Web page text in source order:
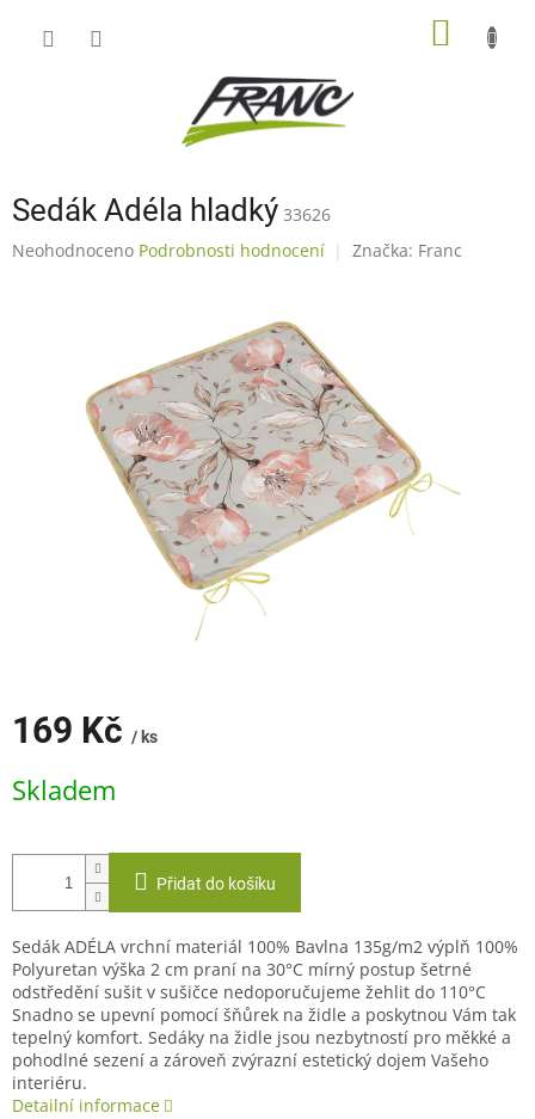
Sedák Adéla hladký 33626
Průměrné
hvězdiček.
Neohodnoceno Podrobnosti hodnocení Značka: Franc
169 Kč / ks
cena:
Skladem
Přidat do košíku
Sedák ADÉLA vrchní materiál 100% Bavlna 135g/m2 výplň 100%
Polyuretan výška 2 cm praní na 30°C mírný postup šetrné
odstředění sušit v sušičce nedoporučujeme žehlit do 110°C
Snadno se upevní pomocí šňůrek na židle a poskytnou Vám tak
tepelný komfort. Sedáky na židle jsou nezbytností pro měkké a
pohodlné sezení a zároveň zvýrazní estetický dojem Vašeho
interiéru.
Detailní informace